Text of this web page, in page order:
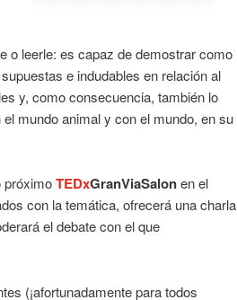
o leerle: es capaz de demostrar como
e indudables en relación al
y, como consecuencia, también lo
mundo animal y con el mundo, en su
próximoTEDxGranViaSalonen el
con la temática, ofrecerá una charla
el debate con el que
(¡afortunadamente para todos